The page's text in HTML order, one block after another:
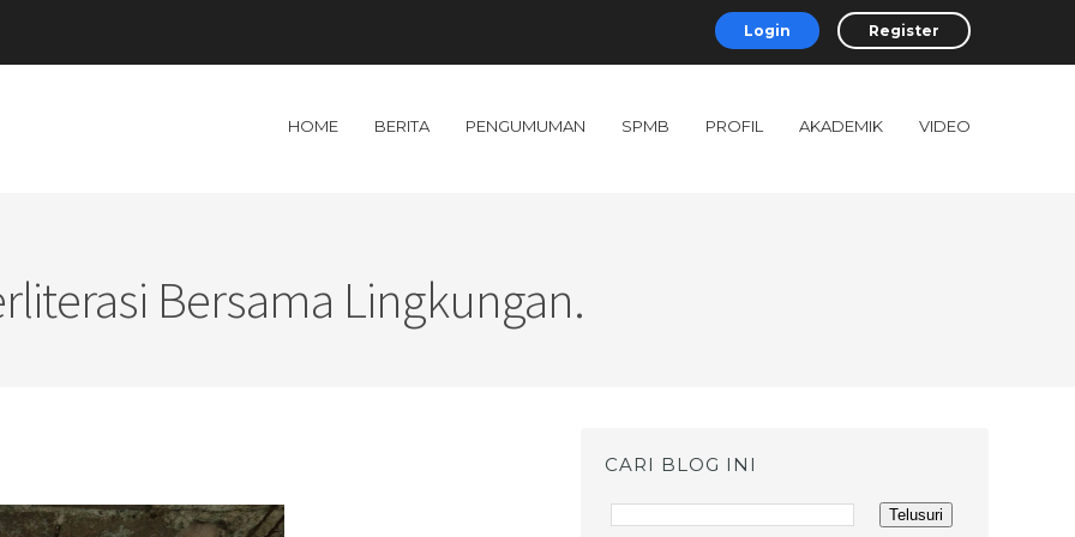
Login Register
HOME BERITA PENGUMUMAN SPMB PROFIL AKADEMIK VIDEO
Bersama Lingkungan.
CARI BLOG INI